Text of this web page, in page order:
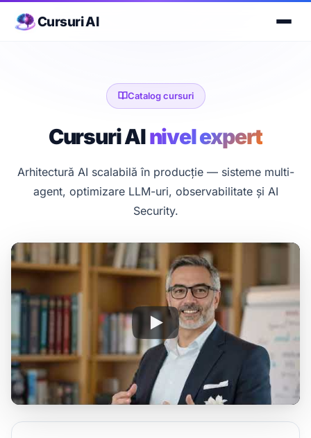
Cursuri AI
Catalog cursuri
Cursuri AInivel expert
Arhitectură AI scalabilă în producție — sisteme multi-
agent, optimizare LLM-uri, observabilitate și AI
Security.